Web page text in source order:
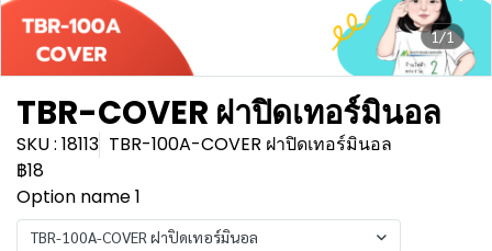
1/1
TBR-COVER ฝาปิดเทอร์มินอล
SKU : 18113 TBR-100A-COVER ฝาปิดเทอร์มินอล
฿18
Option name 1
TBR-100A-COVER ฝาปิดเทอร์มินอล